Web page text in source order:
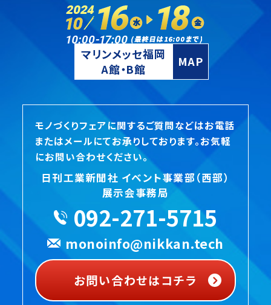
マリンメッセ福岡
A館・B館
MAP
モノづくりフェアに関するご質問などはお電話
またはメールにてお承りしております。お気軽
にお問い合わせください。
日刊工業新聞社 イベント事業部（西部）
展示会事務局
092-271-5715
monoinfo@nikkan.tech
お問い合わせはコチラ